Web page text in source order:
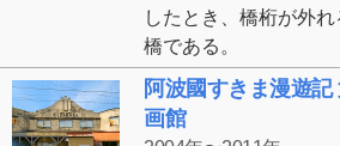
したとき、橋桁が外
橋である。
阿波國すきま漫遊
画館